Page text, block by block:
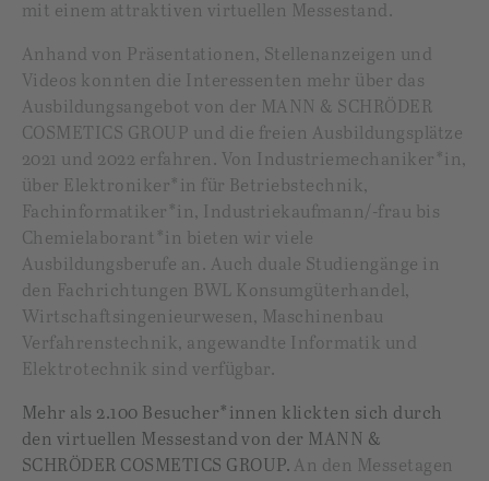
mit einem attraktiven virtuellen Messestand.
Anhand von Präsentationen, Stellenanzeigen und
Videos konnten die Interessenten mehr über das
Ausbildungsangebot von der MANN & SCHRÖDER
COSMETICS GROUP und die freien Ausbildungsplätze
2021 und 2022 erfahren. Von Industriemechaniker*in,
über Elektroniker*in für Betriebstechnik,
Fachinformatiker*in, Industriekaufmann/-frau bis
Chemielaborant*in bieten wir viele
Ausbildungsberufe an. Auch duale Studiengänge in
den Fachrichtungen BWL Konsumgüterhandel,
Wirtschaftsingenieurwesen, Maschinenbau
Verfahrenstechnik, angewandte Informatik und
Elektrotechnik sind verfügbar.
Mehr als 2.100 Besucher*innen klickten sich durch
den virtuellen Messestand von der MANN &
SCHRÖDER COSMETICS GROUP. An den Messetagen